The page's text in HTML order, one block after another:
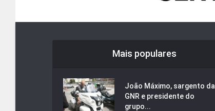
Mais populares
João Máximo, sargento da
GNR e presidente do
grupo...